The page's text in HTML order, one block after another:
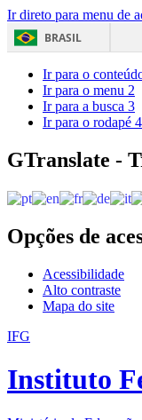
Ir direto para menu de
BRASIL
Ir para o
Ir para o menu 2
Ir para a busca 3
Ir para o rodapé 4
GTranslate -
Opções de
Acessibilidade
Alto contraste
Mapa do site
IFG
Instituto